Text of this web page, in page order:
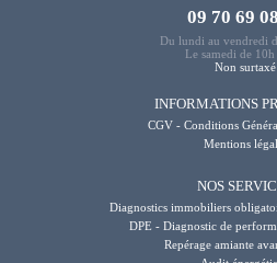
09 70 69
Du lundi au vendredi
Le samedi de 10h
Non surtaxé
INFORMATIONS
CGV - Conditions
Mentions
NOS
Diagnostics immobiliers
DPE - Diagnostic de
Repérage amiante